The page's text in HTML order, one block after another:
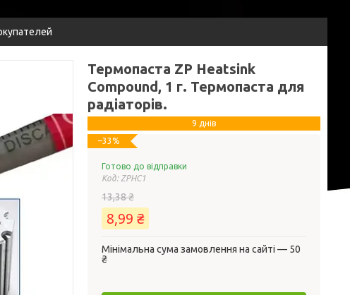
Термопаста ZP Heatsink
Compound, 1 г. Термопаста для
радіаторів.
9 днів
–33%
Готово до відправки
Код: ZPHC1
13,38 ₴
8,99 ₴
Мінімальна сума замовлення на сайті — 50
₴